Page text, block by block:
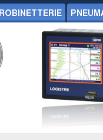
ROBINETTERIE